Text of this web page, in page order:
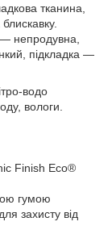
тканина,
непродувна,
підкладка —
водо
вологи.
Finish Eco®
гумою
захисту від